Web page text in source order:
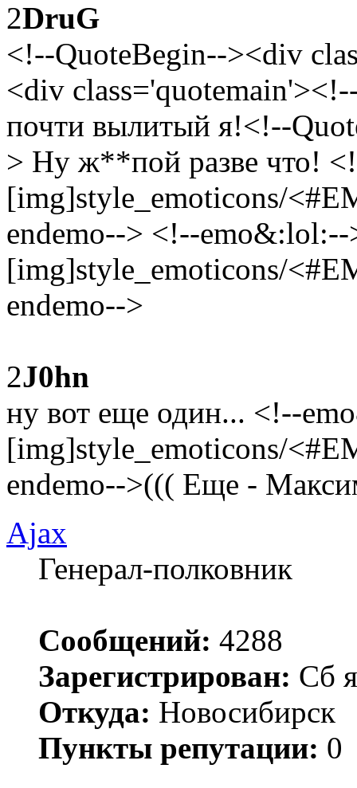
2DruG
<!--QuoteBegin--><div
<div
почти вылитый я!<!--
> Ну ж**пой разве что!
[img]style_emoticons/
endemo--> <!--emo&:lol:--
[img]style_emoticons/
endemo-->
2J0hn
ну вот еще один... <!--
[img]style_emoticons/
endemo-->((( Еще -
Ajax
Генерал-полковник
Сообщений: 4288
Зарегистрирован: Сб
Откуда: Новосибирск
Пункты репутации: 0